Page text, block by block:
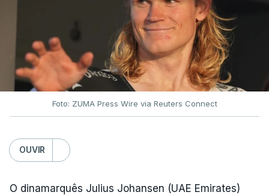
Foto: ZUMA Press Wire via Reuters Connect
OUVIR
O dinamarquês Julius Johansen (UAE Emirates)